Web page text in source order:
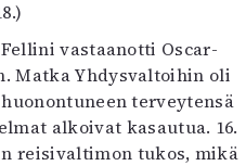
vastaanotti Oscar-
Matka Yhdysvaltoihin oli
terveytensä
alkoivat kasautua. 16.
reisivaltimon tukos, mikä